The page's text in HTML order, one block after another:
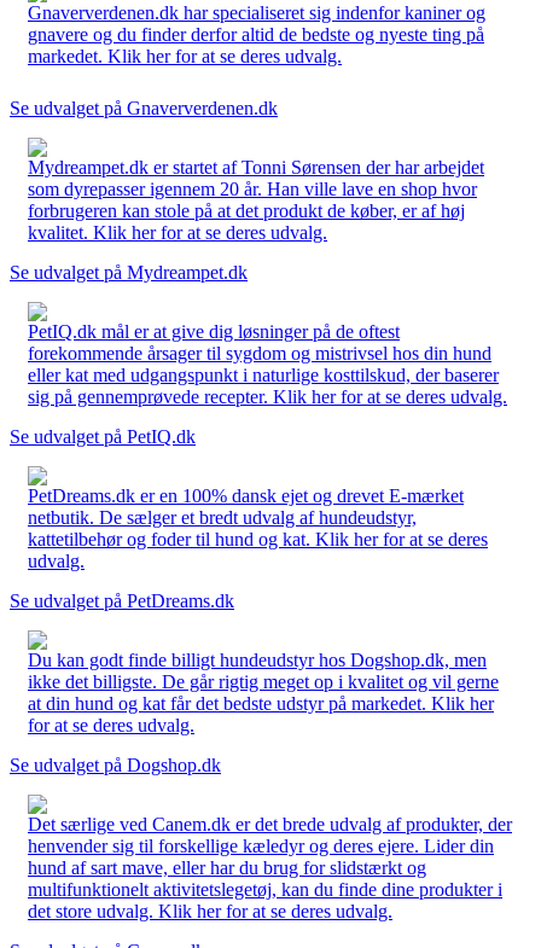
Gnaververdenen.dk har specialiseret sig indenfor kaniner og
gnavere og du finder derfor altid de bedste og nyeste ting på
markedet. Klik her for at se deres udvalg.
Se udvalget på Gnaververdenen.dk
Mydreampet.dk er startet af Tonni Sørensen der har arbejdet
som dyrepasser igennem 20 år. Han ville lave en shop hvor
forbrugeren kan stole på at det produkt de køber, er af høj
kvalitet. Klik her for at se deres udvalg.
Se udvalget på Mydreampet.dk
PetIQ.dk mål er at give dig løsninger på de oftest
forekommende årsager til sygdom og mistrivsel hos din hund
eller kat med udgangspunkt i naturlige kosttilskud, der baserer
sig på gennemprøvede recepter. Klik her for at se deres udvalg.
Se udvalget på PetIQ.dk
PetDreams.dk er en 100% dansk ejet og drevet E-mærket
netbutik. De sælger et bredt udvalg af hundeudstyr,
kattetilbehør og foder til hund og kat. Klik her for at se deres
udvalg.
Se udvalget på PetDreams.dk
Du kan godt finde billigt hundeudstyr hos Dogshop.dk, men
ikke det billigste. De går rigtig meget op i kvalitet og vil gerne
at din hund og kat får det bedste udstyr på markedet. Klik her
for at se deres udvalg.
Se udvalget på Dogshop.dk
Det særlige ved Canem.dk er det brede udvalg af produkter, der
henvender sig til forskellige kæledyr og deres ejere. Lider din
hund af sart mave, eller har du brug for slidstærkt og
multifunktionelt aktivitetslegetøj, kan du finde dine produkter i
det store udvalg. Klik her for at se deres udvalg.